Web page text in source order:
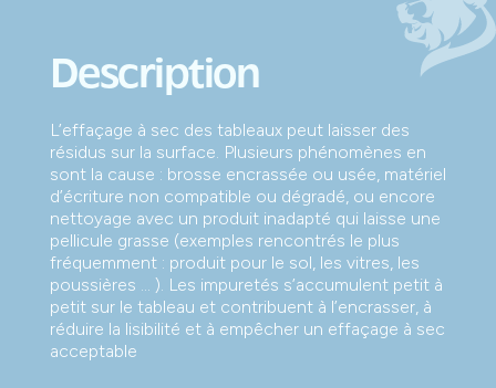
Description
L’effaçage à sec des tableaux peut laisser des
résidus sur la surface. Plusieurs phénomènes en
sont la cause : brosse encrassée ou usée, matériel
d’écriture non compatible ou dégradé, ou encore
nettoyage avec un produit inadapté qui laisse une
pellicule grasse (exemples rencontrés le plus
fréquemment : produit pour le sol, les vitres, les
poussières ... ). Les impuretés s’accumulent petit à
petit sur le tableau et contribuent à l’encrasser, à
réduire la lisibilité et à empêcher un effaçage à sec
acceptable